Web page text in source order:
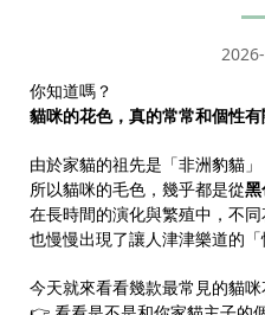
你知道嗎？
貓咪的花色，真的常常和個性有
由於家貓的祖先是「非洲豹貓」
所以貓咪的毛色，幾乎都是從
在長時間的演化與繁殖中，不同
也慢慢出現了讓人津津樂道的「
今天就來看看幾款最常見的貓咪